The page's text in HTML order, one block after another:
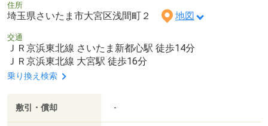
住所
埼玉県さいたま市大宮区浅間町２ 地図
交通
ＪＲ京浜東北線 さいたま新都心駅 徒歩14分
ＪＲ京浜東北線 大宮駅 徒歩16分
乗り換え検索
敷引・償却 -